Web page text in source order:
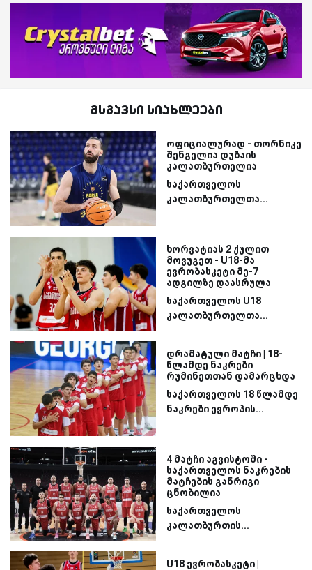
მსგავსი სიახლეები
ოფიციალურად - თორნიკე
შენგელია დუბაის
კალათბურთელია
საქართველოს
კალათბურთელთა...
ხორვატიას 2 ქულით
მოვუგეთ - U18-მა
ევრობასკეტი მე-7
ადგილზე დაასრულა
საქართველოს U18
კალათბურთელთა...
დრამატული მატჩი | 18-
წლამდე ნაკრები
რუმინეთთან დამარცხდა
საქართველოს 18 წლამდე
ნაკრები ევროპის...
4 მატჩი აგვისტოში -
საქართველოს ნაკრების
მატჩების განრიგი
ცნობილია
საქართველოს
კალათბურთის...
U18 ევრობასკეტი |